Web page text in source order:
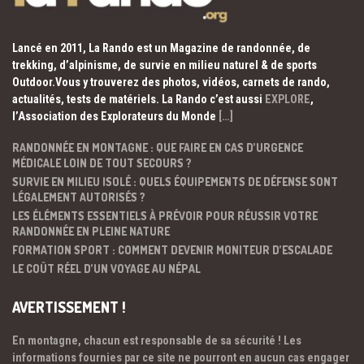
Lancé en 2011, La Rando est un Magazine de randonnée, de
trekking, d’alpinisme, de survie en milieu naturel & de sports
Outdoor.Vous y trouverez des photos, vidéos, carnets de rando,
actualités, tests de matériels. La Rando c’est aussi EXPLORE,
l’Association des Explorateurs du Monde […]
RANDONNÉE EN MONTAGNE : QUE FAIRE EN CAS D’URGENCE
MÉDICALE LOIN DE TOUT SECOURS ?
SURVIE EN MILIEU ISOLÉ : QUELS ÉQUIPEMENTS DE DÉFENSE SONT
LÉGALEMENT AUTORISÉS ?
LES ÉLÉMENTS ESSENTIELS À PRÉVOIR POUR RÉUSSIR VOTRE
RANDONNÉE EN PLEINE NATURE
FORMATION SPORT : COMMENT DEVENIR MONITEUR D’ESCALADE
LE COÛT RÉEL D’UN VOYAGE AU NÉPAL
AVERTISSEMENT !
En montagne, chacun est responsable de sa sécurité ! Les
informations fournies par ce site ne pourront en aucun cas engager